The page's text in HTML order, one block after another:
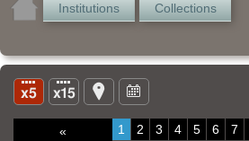
Institutions Collections
« 1 2 3 4 5 6 7